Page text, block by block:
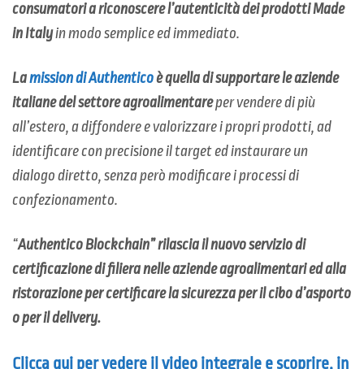
consumatori a riconoscere l’autenticità dei prodotti Made
in Italyin modo semplice ed immediato.
Lamissiondi Authenticoè quella di supportare le aziende
italiane del settore agroalimentareper vendere di più
all’estero, a diffondere e valorizzare i propri prodotti, ad
identificare con precisione il target ed instaurare un
dialogo diretto, senza però modificare i processi di
confezionamento.
“Authentico Blockchain”rilascia il nuovo servizio di
certificazione di filiera nelle aziende agroalimentari ed alla
ristorazione per certificare la sicurezza per il cibo d’asporto
o per il delivery.
Clicca qui per vedere il video integrale e scoprire, in